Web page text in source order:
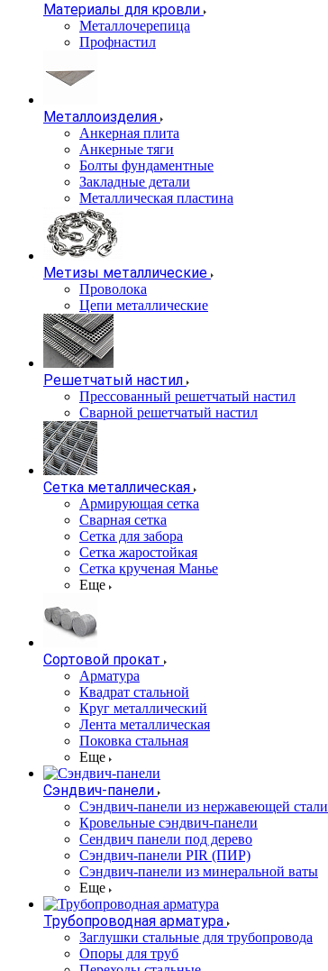
Материалы для кровли
Металлочерепица
Профнастил
Металлоизделия
Анкерная плита
Анкерные тяги
Болты фундаментные
Закладные детали
Металлическая пластина
Метизы металлические
Проволока
Цепи металлические
Решетчатый настил
Прессованный решетчатый настил
Сварной решетчатый настил
Сетка металлическая
Армирующая сетка
Сварная сетка
Сетка для забора
Сетка жаростойкая
Сетка крученая Манье
Еще
Сортовой прокат
Арматура
Квадрат стальной
Круг металлический
Лента металлическая
Поковка стальная
Еще
Сэндвич-панели
Cэндвич-панели из нержавеющей стали
Кровельные сэндвич-панели
Сендвич панели под дерево
Сэндвич-панели PIR (ПИР)
Сэндвич-панели из минеральной ваты
Еще
Трубопроводная арматура
Заглушки стальные для трубопровода
Опоры для труб